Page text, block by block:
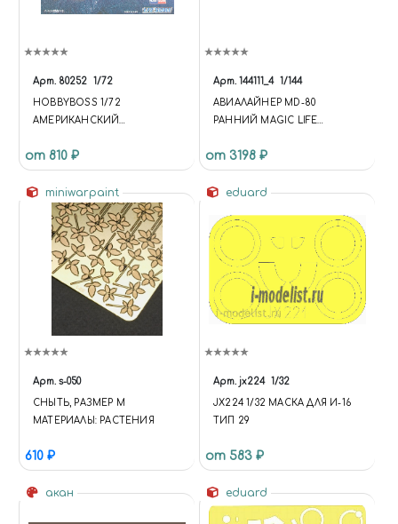
Арт. 80252 1/72
HOBBYBOSS 1/72
АМЕРИКАНСКИЙ
KITTYHAWK
от 810 ₽
Арт. 144111_4 1/144
АВИАЛАЙНЕР MD-80
РАННИЙ MAGIC LIFE
ВОСТОЧНЫЙ ЭКСПРЕСС,
от 3198 ₽
miniwarpaint
Арт. s-050
СНЫТЬ, РАЗМЕР M
МАТЕРИАЛЫ: РАСТЕНИЯ
610 ₽
eduard
Арт. jx224 1/32
JX224 1/32 МАСКА ДЛЯ И-16
ТИП 29
от 583 ₽
акан eduard